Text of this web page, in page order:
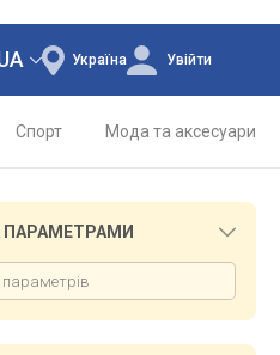
Україна Увійти
Спорт Мода та аксесуари
ПАРАМЕТРАМИ